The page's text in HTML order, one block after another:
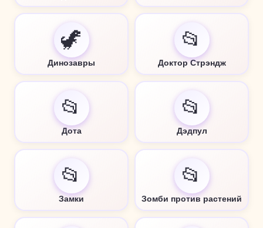
🦖
Динозавры
📂
Доктор Стрэндж
📂
Дота
📂
Дэдпул
📂
Замки
📂
Зомби против растений